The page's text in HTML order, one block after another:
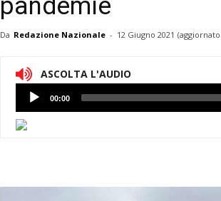
pandemie
Da Redazione Nazionale - 12 Giugno 2021
ASCOLTA L'AUDIO
Lettore
Audio
00:00